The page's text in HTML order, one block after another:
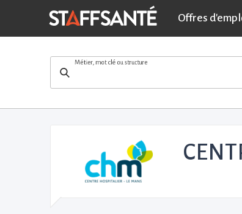
Offres
Métier, mot clé ou structure